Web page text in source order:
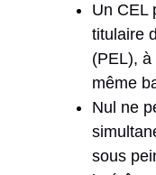
Un CEL
titulaire
(PEL),
même
Nul ne
sous